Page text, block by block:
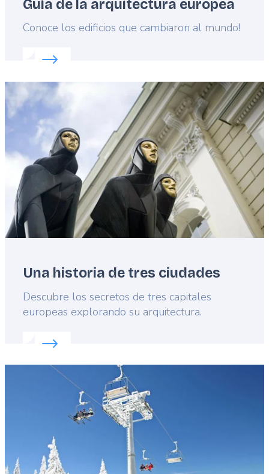
Guía de la arquitectura europea
Lead
Conoce los edificios que cambiaron al mundo!
Read more about:
Featured
image
Una historia de tres ciudades
Lead
Descubre los secretos de tres capitales
europeas explorando su arquitectura.
Read more about: